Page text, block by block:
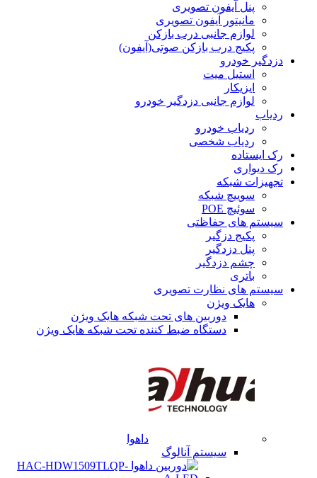
پنل آیفون تصویری
مانیتور آیفون تصویری
لوازم جانبی درب بازکن
پکیج درب بازکن صوتی(آیفون)
دزدگیر خودرو
استیل میت
ایزیکار
لوازم جانبی دزدگیر خودرو
ردیاب
ردیاب خودرو
ردیاب شخصی
رک ایستاده
رک دیواری
تجهیزات شبکه
سوییچ شبکه
سوئیچ POE
سیستم های حفاظتی
پکیج دزگیر
پنل دزدگیر
چشم دزدگیر
باتری
سیستم های نظارت تصویری
هایک ویژن
دوربین های تحت شبکه هایک ویژن
دستگاه ضبط کننده تحت شبکه هایک ویژن
داهوا
سیستم آنالوگ